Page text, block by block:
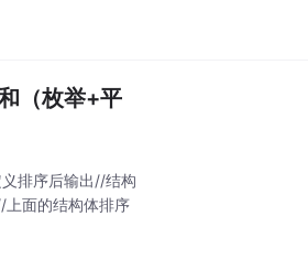
（枚举+平
排序后输出//结构
面的结构体排序